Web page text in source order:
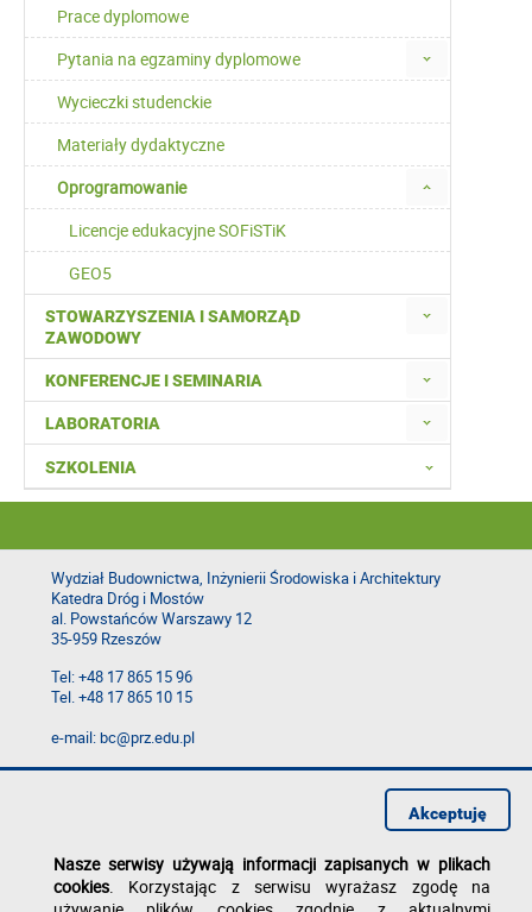
Prace dyplomowe
Pytania na egzaminy dyplomowe
Wycieczki studenckie
Materiały dydaktyczne
Oprogramowanie
Licencje edukacyjne SOFiSTiK
GEO5
STOWARZYSZENIA I SAMORZĄD
ZAWODOWY
KONFERENCJE I SEMINARIA
LABORATORIA
SZKOLENIA
Wydział Budownictwa, Inżynierii Środowiska i Architektury
Katedra Dróg i Mostów
al. Powstańców Warszawy 12
35-959 Rzeszów
Tel: +48 17 865 15 96
Tel. +48 17 865 10 15
e-mail: bc@prz.edu.pl
Deklaracja dostępności
Nasze serwisy używają informacji zapisanych w plikach
cookies. Korzystając z serwisu wyrażasz zgodę na
Akceptuję